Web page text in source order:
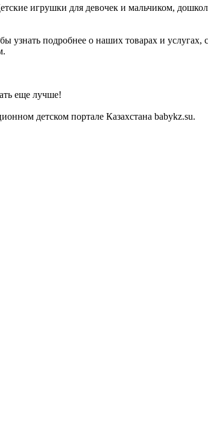
игрушки для девочек и мальчиком,
узнать подробнее о наших товарах и услугах,
еще лучше!
детском портале Казахстана babykz.su.